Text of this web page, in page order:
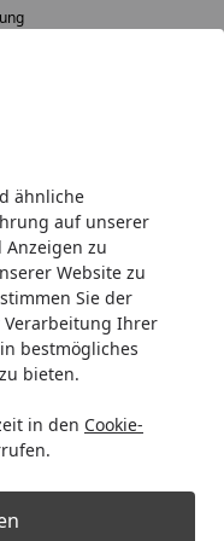
ähnliche
auf unserer
zu
Website zu
Sie der
Verarbeitung Ihrer
bestmögliches
bieten.
in den Cookie-
Zentralständer
Zubehör Für Druckluft